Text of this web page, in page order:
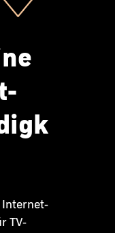
Internet-
TV-